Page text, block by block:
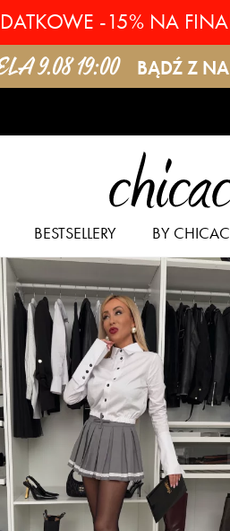
-15% NA
9.08 19:00 BĄDŹ Z
BESTSELLERY BY